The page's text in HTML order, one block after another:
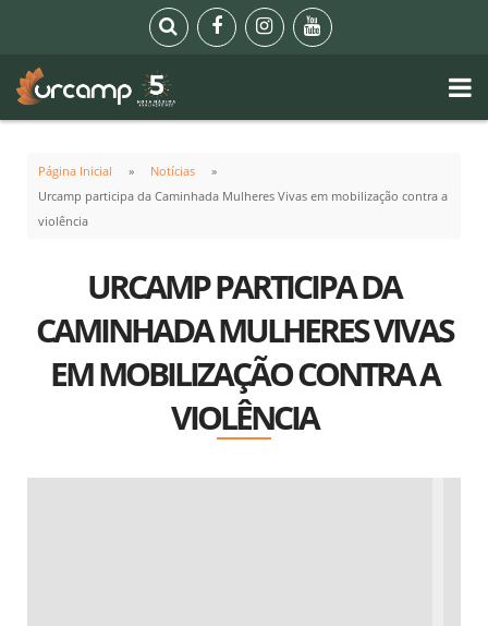
Página Inicial
Notícias
Urcamp participa da Caminhada Mulheres Vivas em mobilização contra a
violência
URCAMP PARTICIPA DA
CAMINHADA MULHERES VIVAS
EM MOBILIZAÇÃO CONTRA A
VIOLÊNCIA